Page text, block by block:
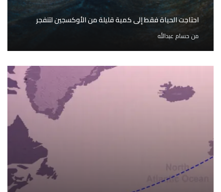
احتاجت الحياة فقط إلى كمية قليلة من الأوكسجين لتنفجر
من حسام عبدالله